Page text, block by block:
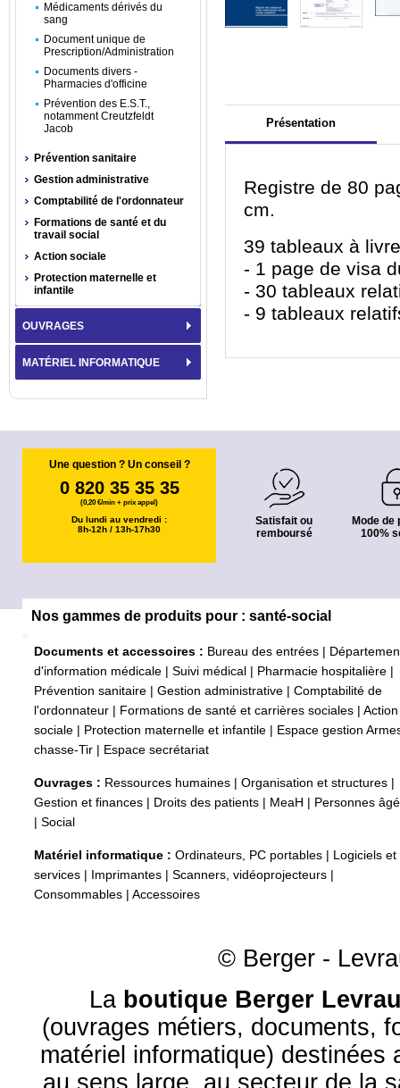
Présentation
Registre de 80
cm.
39 tableaux à
- 1 page de visa
- 30 tableaux
- 9 tableaux
Médicaments dérivés du
sang
Document unique de
Prescription/Administration
Documents divers -
Pharmacies d'officine
Prévention des E.S.T.,
notamment Creutzfeldt
Jacob
Prévention sanitaire
Gestion administrative
Comptabilité de l'ordonnateur
Formations de santé et du
travail social
Action sociale
Protection maternelle et
infantile
OUVRAGES
MATÉRIEL INFORMATIQUE
Une question ? Un conseil ?
0 820 35 35 35
(0,20 €/min + prix appel)
Du lundi au vendredi :
8h-12h / 13h-17h30
Satisfait ou
remboursé
Mode de
100%
Nos gammes de produits pour : santé-social
Documents et accessoires : Bureau des entrées
d'information médicale
Suivi médical Pharmacie hospitalière
Prévention sanitaire
Gestion administrative
Comptabilité de
l'ordonnateur
Formations de santé et carrières sociales
Action
sociale
Protection maternelle et infantile
Espace gestion
chasse-Tir
Espace secrétariat
Ouvrages : Ressources humaines Organisation et structures
Gestion et finances
Droits des patients MeaH
Personnes
Social
Matériel informatique : Ordinateurs, PC portables
Logiciels et
services
Imprimantes Scanners, vidéoprojecteurs
Consommables
Accessoires
© Berger -
La boutique Berger
(ouvrages métiers, documents,
matériel informatique) destinées
au sens large, au secteur de la